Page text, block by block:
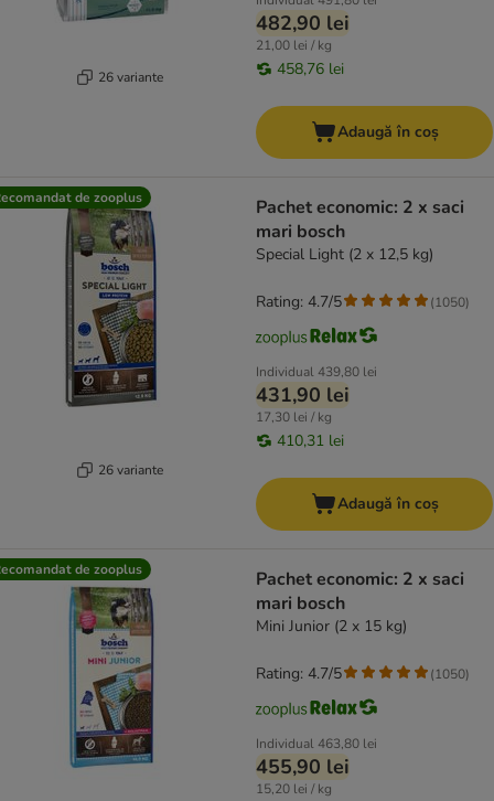
26 variante
482,90 lei
21,00 lei / kg
458,76 lei
Adaugă în coș
de zooplus
26 variante
Pachet economic: 2 x saci
mari bosch
Special Light (2 x 12,5 kg)
Individual439,80 lei
431,90 lei
17,30 lei / kg
410,31 lei
Rating: 4.7/5 (1050)
Adaugă în coș
de zooplus
Pachet economic: 2 x saci
mari bosch
Mini Junior (2 x 15 kg)
Individual463,80 lei
455,90 lei
15,20 lei / kg
Rating: 4.7/5 (1050)